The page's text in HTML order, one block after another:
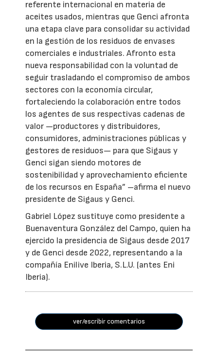
referente internacional en materia de
aceites usados, mientras que Genci afronta
una etapa clave para consolidar su actividad
en la gestión de los residuos de envases
comerciales e industriales. Afronto esta
nueva responsabilidad con la voluntad de
seguir trasladando el compromiso de ambos
sectores con la economía circular,
fortaleciendo la colaboración entre todos
los agentes de sus respectivas cadenas de
valor —productores y distribuidores,
consumidores, administraciones públicas y
gestores de residuos— para que Sigaus y
Genci sigan siendo motores de
sostenibilidad y aprovechamiento eficiente
de los recursos en España” –afirma el nuevo
presidente de Sigaus y Genci.
Gabriel López sustituye como presidente a
Buenaventura González del Campo, quien ha
ejercido la presidencia de Sigaus desde 2017
y de Genci desde 2022, representando a la
compañía Enilive Iberia, S.L.U. (antes Eni
Iberia).
ver/escribir comentarios